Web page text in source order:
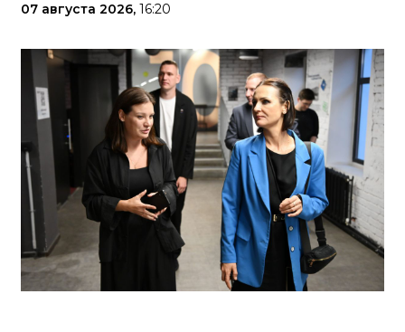
07 августа 2026, 16:20